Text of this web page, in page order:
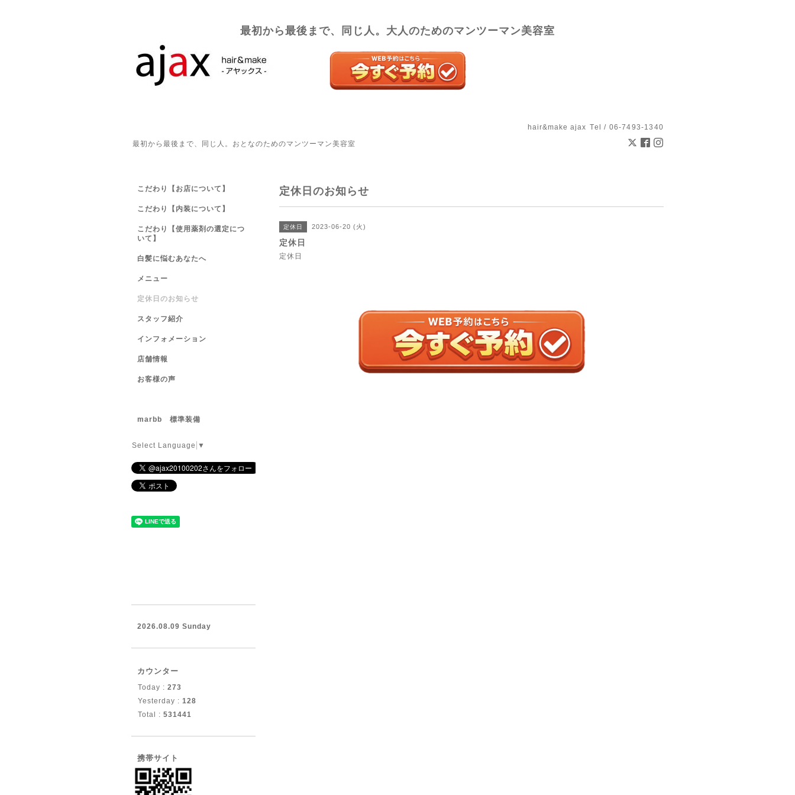
最初から最後まで、同じ人。大人のためのマンツーマン美容室
hair&make ajax Tel / 06-7493-1340
最初から最後まで、同じ人。おとなのためのマンツーマン美容室
定休日のお知らせ
定休日 2023-06-20 (火)
定休日
定休日
こだわり【お店について】
こだわり【内装について】
こだわり【使用薬剤の選定につ
いて】
白髪に悩むあなたへ
メニュー
定休日のお知らせ
スタッフ紹介
インフォメーション
店舗情報
お客様の声
marbb 標準装備
Select Language ▼
2026.08.09 Sunday
カウンター
Today : 273
Yesterday : 128
Total : 531441
携帯サイト